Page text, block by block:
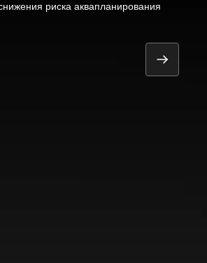
риска аквапланирования
решения повышенной мобильности